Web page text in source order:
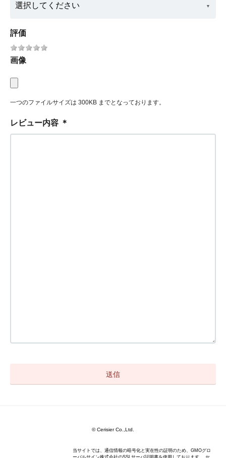
評価
画像
一つのファイルサイズは 300KB までとなっております。
レビュー内容 ＊
© Cerisier Co.,Ltd.
当サイトでは、通信情報の暗号化と実在性の証明のため、GMOグロ
ーバルサイン株式会社のSSLサーバ証明書を使用しております。 セ